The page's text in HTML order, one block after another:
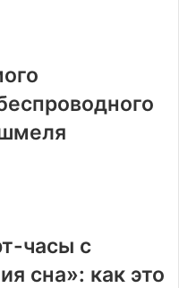
часы с
сна»: как это